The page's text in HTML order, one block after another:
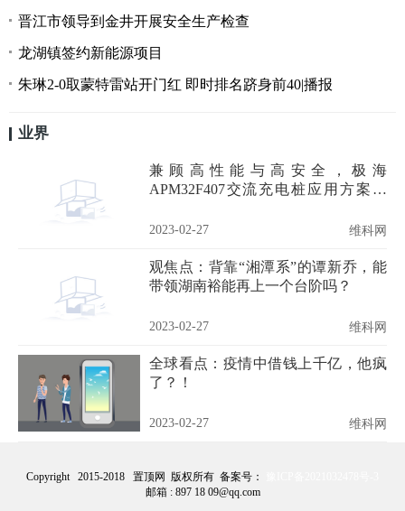
晋江市领导到金井开展安全生产检查
龙湖镇签约新能源项目
朱琳2-0取蒙特雷站开门红 即时排名跻身前40|播报
业界
兼顾高性能与高安全，极海
APM32F407交流充电桩应用方案推
2023-02-27 维科网
观焦点：背靠“湘潭系”的谭新乔，能
带领湖南裕能再上一个台阶吗？
2023-02-27 维科网
全球看点：疫情中借钱上千亿，他疯
了？！
2023-02-27 维科网
Copyright 2015-2018 置顶网 版权所有 备案号：
邮箱 : 897 18 09@qq.com